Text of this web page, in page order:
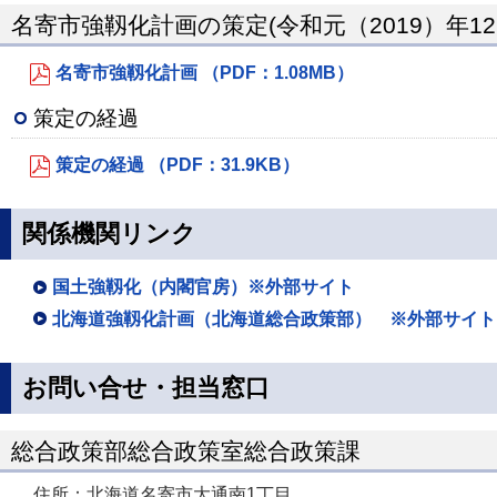
名寄市強靱化計画の策定(令和元（2019）年
名寄市強靱化計画 （PDF：1.08MB）
策定の経過
策定の経過 （PDF：31.9KB）
関係機関リンク
国土強靱化（内閣官房）※外部サイト
北海道強靱化計画（北海道総合政策部） ※外部サイト
お問い合せ・担当窓口
総合政策部総合政策室総合政策課